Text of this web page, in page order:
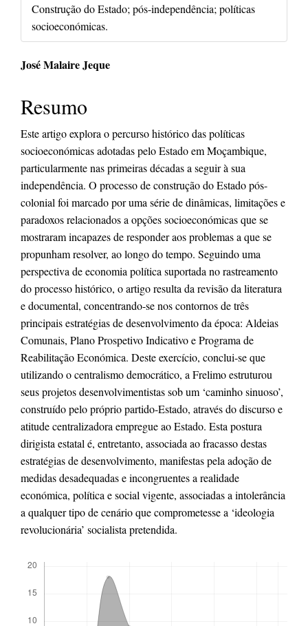
Construção do Estado; pós-independência; políticas
socioeconómicas.
Conteúdo
artigo
principal
José Malaire Jeque
Resumo
Este artigo explora o percurso histórico das políticas
socioeconómicas adotadas pelo Estado em Moçambique,
particularmente nas primeiras décadas a seguir à sua
independência. O processo de construção do Estado pós-
colonial foi marcado por uma série de dinâmicas, limitações e
paradoxos relacionados a opções socioeconómicas que se
mostraram incapazes de responder aos problemas a que se
propunham resolver, ao longo do tempo. Seguindo uma
perspectiva de economia política suportada no rastreamento
do processo histórico, o artigo resulta da revisão da literatura
e documental, concentrando-se nos contornos de três
principais estratégias de desenvolvimento da época: Aldeias
Comunais, Plano Prospetivo Indicativo e Programa de
Reabilitação Económica. Deste exercício, conclui-se que
utilizando o centralismo democrático, a Frelimo estruturou
seus projetos desenvolvimentistas sob um ‘caminho sinuoso’,
construído pelo próprio partido-Estado, através do discurso e
atitude centralizadora empregue ao Estado. Esta postura
dirigista estatal é, entretanto, associada ao fracasso destas
estratégias de desenvolvimento, manifestas pela adoção de
medidas desadequadas e incongruentes a realidade
económica, política e social vigente, associadas a intolerância
a qualquer tipo de cenário que comprometesse a ‘ideologia
revolucionária’ socialista pretendida.